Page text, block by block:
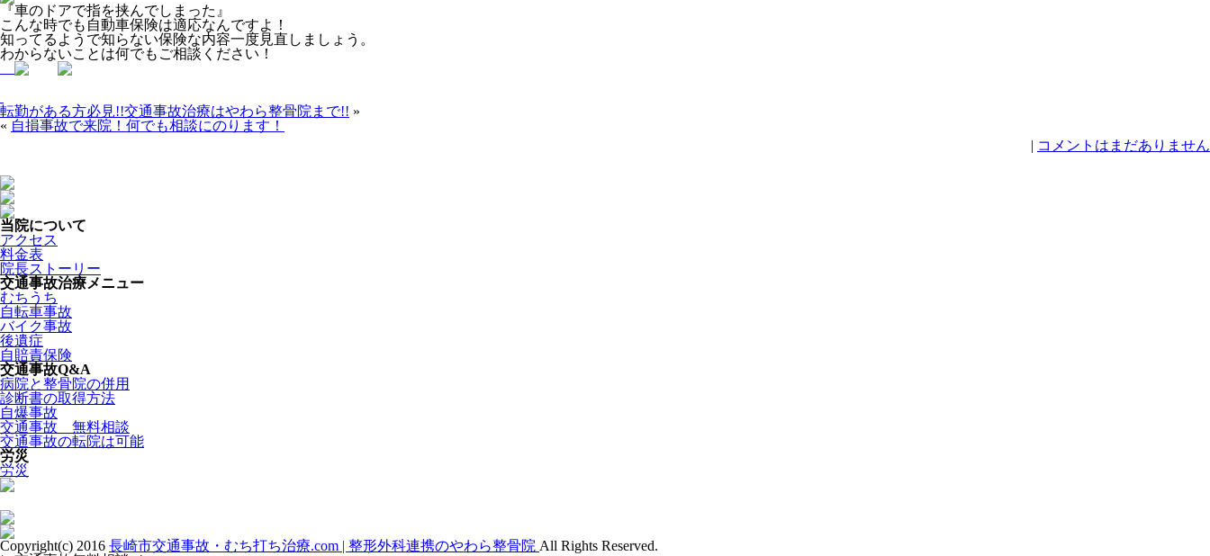
『車のドアで指を挟んでしまった』
こんな時でも自動車保険は適応なんですよ！
知ってるようで知らない保険な内容一度見直しましょう。
わからないことは何でもご相談ください！
転勤がある方必見!!交通事故治療はやわら整骨院まで!! »
« 自損事故で来院！何でも相談にのります！
| コメントはまだありません
当院について
アクセス
料金表
院長ストーリー
交通事故治療メニュー
むちうち
自転車事故
バイク事故
後遺症
自賠責保険
交通事故Q&A
病院と整骨院の併用
診断書の取得方法
自爆事故
交通事故 無料相談
交通事故の転院は可能
労災
労災
Copyright(c) 2016 長崎市交通事故・むち打ち治療.com | 整形外科連携のやわら整骨院 All Rights Reserved.